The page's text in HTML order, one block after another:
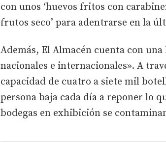
con unos ‘huevos fritos con
frutos seco’ para adentrarse en la
Además, El Almacén cuenta con
nacionales e internacionales». A
capacidad de cuatro a siete mil
persona baja cada día a reponer lo
bodegas en exhibición se